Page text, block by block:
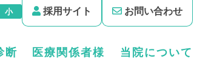
断 医療関係者様 当院について
小 採用サイト お問い合わせ